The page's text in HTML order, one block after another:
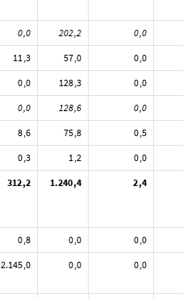
0,0 202,2 0,0
11,3 57,0 0,0
0,0 128,3 0,0
0,0 128,6 0,0
8,6 75,8 0,5
0,3 1,2 0,0
312,2 1.240,4 2,4
0,8 0,0 0,0
2.145,0 0,0 0,0